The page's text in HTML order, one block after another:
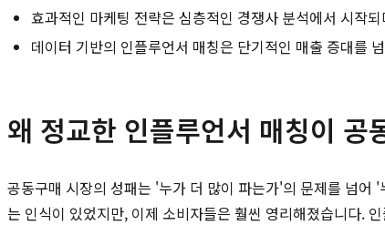
효과적인 마케팅 전략은 심층적인 경쟁사 분석에서 시작
데이터 기반의 인플루언서 매칭은 단기적인 매출 증대를
왜 정교한 인플루언서 매칭이 공
공동구매 시장의 성패는 '누가 더 많이 파는가'의 문제를 넘어
는 인식이 있었지만, 이제 소비자들은 훨씬 영리해졌습니다.